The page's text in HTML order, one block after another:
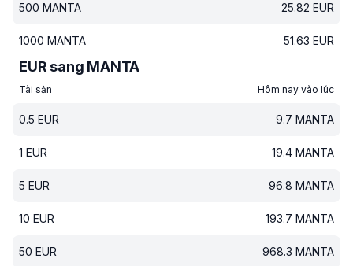
500 MANTA 25.82 EUR
1000 MANTA 51.63 EUR
EUR sang MANTA
Tài sản Hôm nay vào lúc
0.5 EUR 9.7 MANTA
1 EUR 19.4 MANTA
5 EUR 96.8 MANTA
10 EUR 193.7 MANTA
50 EUR 968.3 MANTA